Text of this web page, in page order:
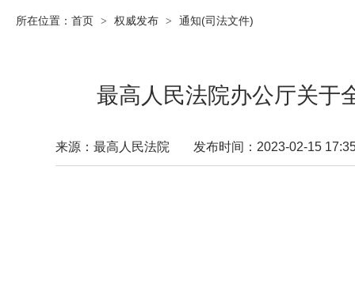
所在位置： 首页 > 权威发布 > 通知(司法文件)
最高人民法院办公厅关于
来源：最高人民法院 发布时间：2023-02-15